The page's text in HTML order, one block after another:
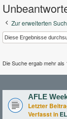
Zur erweiterten
Die Suche ergab mehr als
AFLE
Letzter
Verfasst in